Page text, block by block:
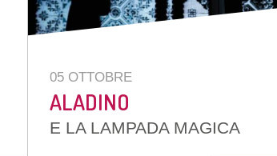
05 OTTOBRE
ALADINO
E LA LAMPADA MAGICA